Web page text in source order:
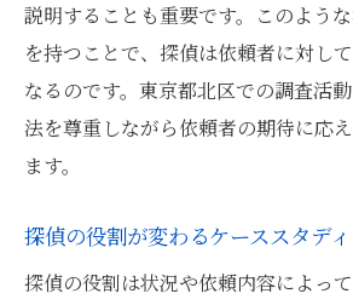
説明することも重要です。このよう
を持つことで、探偵は依頼者に対し
なるのです。東京都北区での調査活
法を尊重しながら依頼者の期待に応
ます。
探偵の役割が変わるケーススタディ
探偵の役割は状況や依頼内容によっ